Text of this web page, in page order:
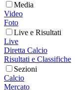
Media
Video
Foto
Live e Risultati
Live
Diretta Calcio
Risultati e Classifiche
Sezioni
Calcio
Mercato